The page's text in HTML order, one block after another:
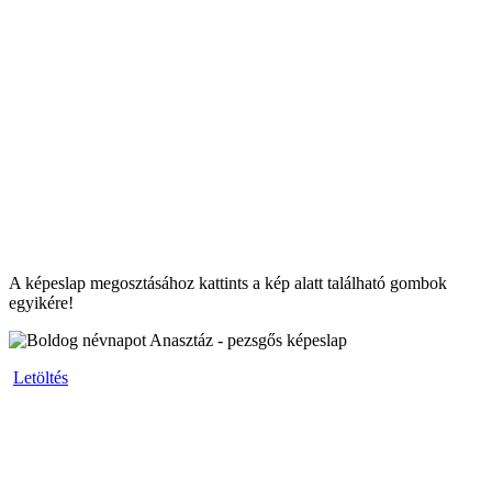
A képeslap megosztásához kattints a kép alatt található gombok
egyikére!
Letöltés